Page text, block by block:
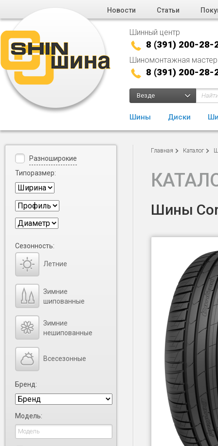
Новости Статьи
Шинный центр
8 (391) 200-28-
Шиномонтажная
8 (391) 200-28-
Везде
Шины Диски
Главная Каталог
Шины
Разноширокие
Типоразмер:
Сезонность:
Летние
Зимние
шипованные
Зимние
нешипованные
Всесезонные
Бренд:
Модель: